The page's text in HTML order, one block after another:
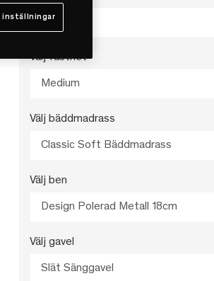
Antracit
Välj fasthet
Medium
Välj bäddmadrass
Classic Soft Bäddmadrass
Välj ben
Design Polerad Metall 18cm
Välj gavel
Slät Sänggavel
inställningar